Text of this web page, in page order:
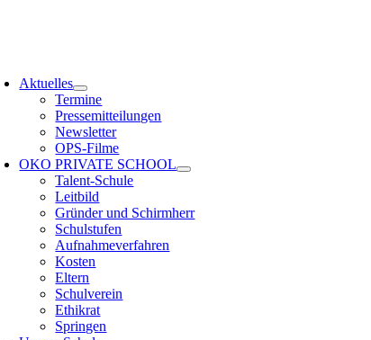
Aktuelles
Termine
Pressemitteilungen
Newsletter
OPS-Filme
OKO PRIVATE SCHOOL
Talent-Schule
Leitbild
Gründer und Schirmherr
Schulstufen
Aufnahmeverfahren
Kosten
Eltern
Schulverein
Ethikrat
Springen